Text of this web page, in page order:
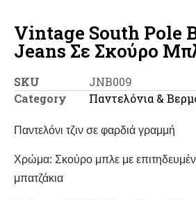
Vintage South Pole
Jeans Σε Σκούρο
SKU
JNB009
Category
Παντελόνια &
Παντελόνι τζιν σε φαρδιά γραμμή
Χρώμα: Σκούρο μπλε με
μπατζάκια